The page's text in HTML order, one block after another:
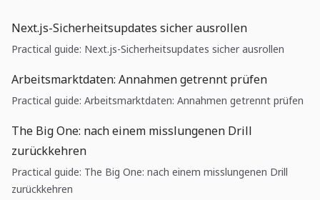
Next.js-Sicherheitsupdates sicher ausrollen
Practical guide: Next.js-Sicherheitsupdates sicher ausrollen
Arbeitsmarktdaten: Annahmen getrennt prüfen
Practical guide: Arbeitsmarktdaten: Annahmen getrennt prüfen
The Big One: nach einem misslungenen Drill
zurückkehren
Practical guide: The Big One: nach einem misslungenen Drill
zurückkehren